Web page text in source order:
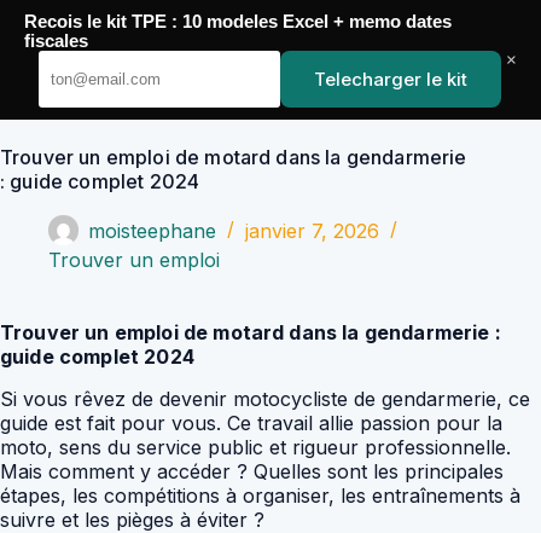
Passer
contenu
YoupiJobs
Trouver un emploi de motard dans la gendarmerie
: guide complet 2024
moisteephane
janvier 7, 2026
Trouver un emploi
Trouver un emploi de motard dans la gendarmerie :
guide complet 2024
Si vous rêvez de devenir motocycliste de gendarmerie, ce
guide est fait pour vous. Ce travail allie passion pour la
moto, sens du service public et rigueur professionnelle.
Mais comment y accéder ? Quelles sont les principales
étapes, les compétitions à organiser, les entraînements à
suivre et les pièges à éviter ?
Recois le kit TPE : 10 modeles Excel + memo dates
fiscales
Telecharger le kit
×